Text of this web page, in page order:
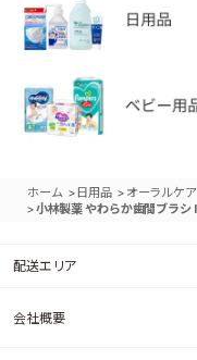
ホーム > 日用品 > オーラルケア
>小林製薬 やわらか歯間ブラシ
配送エリア
会社概要